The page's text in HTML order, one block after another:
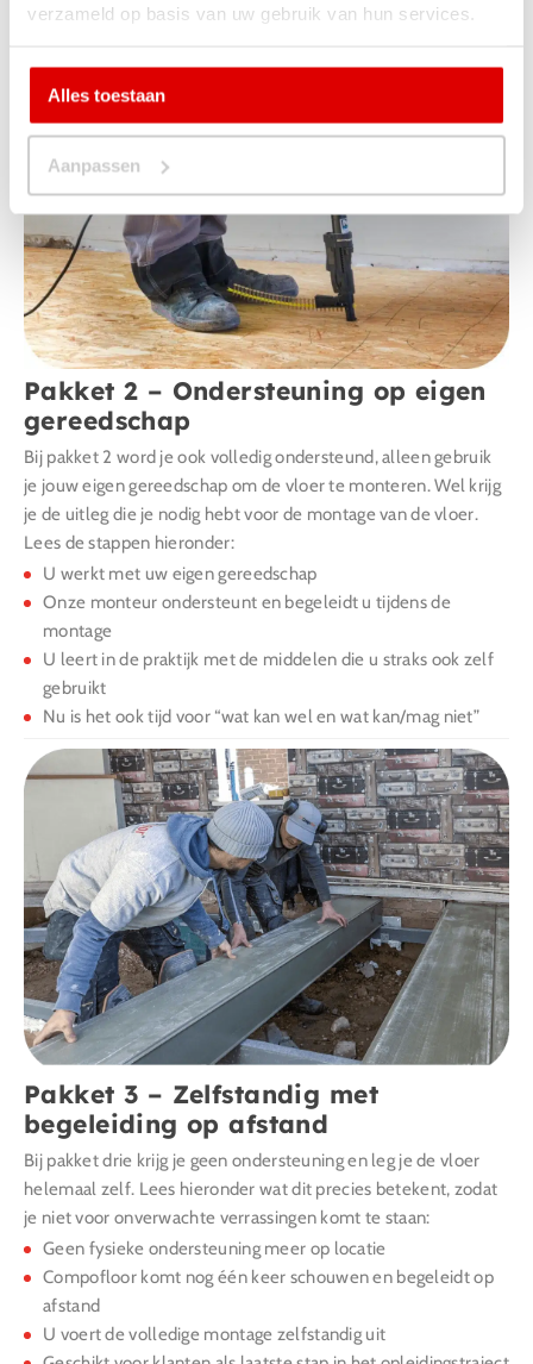
verzameld op basis van uw gebruik van hun services.
Alles toestaan
Aanpassen
Perfecte basis van het opleidingstraject
Pakket 2 – Ondersteuning op eigen
gereedschap
Bij pakket 2 word je ook volledig ondersteund, alleen gebruik
je jouw eigen gereedschap om de vloer te monteren. Wel krijg
je de uitleg die je nodig hebt voor de montage van de vloer.
Lees de stappen hieronder:
U werkt met uw eigen gereedschap
Onze monteur ondersteunt en begeleidt u tijdens de
montage
U leert in de praktijk met de middelen die u straks ook zelf
gebruikt
Nu is het ook tijd voor “wat kan wel en wat kan/mag niet”
Pakket 3 – Zelfstandig met
begeleiding op afstand
Bij pakket drie krijg je geen ondersteuning en leg je de vloer
helemaal zelf. Lees hieronder wat dit precies betekent, zodat
je niet voor onverwachte verrassingen komt te staan:
Geen fysieke ondersteuning meer op locatie
Compofloor komt nog één keer schouwen en begeleidt op
afstand
U voert de volledige montage zelfstandig uit